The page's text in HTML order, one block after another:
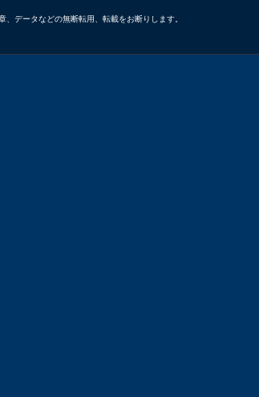
データなどの無断転用、転載をお断りします。